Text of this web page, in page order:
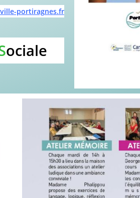
portiragnes.fr
ociale